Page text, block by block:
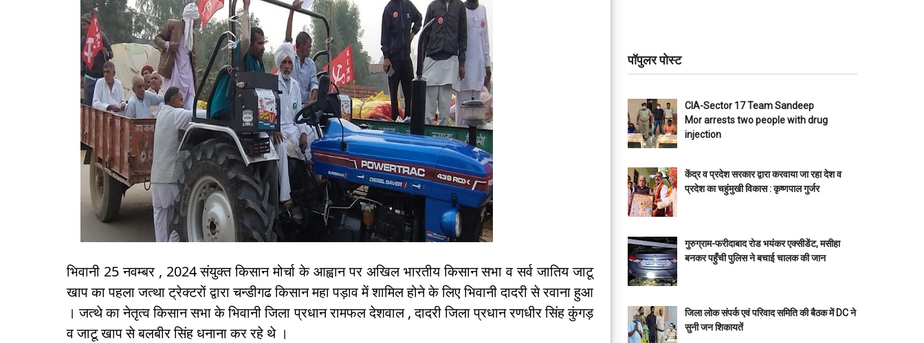
भिवानी 25 नवम्बर , 2024 संयुक्त किसान मोर्चा के आह्वान पर अखिल भारतीय किसान सभा व सर्व जातिय जाटू
खाप का पहला जत्था ट्रेक्टरों द्वारा चन्डीगढ किसान महा पड़ाव में शामिल होने के लिए भिवानी दादरी से रवाना हुआ
। जत्थे का नेतृत्व किसान सभा के भिवानी जिला प्रधान रामफल देशवाल , दादरी जिला प्रधान रणधीर सिंह कुंगड़
व जाटू खाप से बलबीर सिंह धनाना कर रहे थे ।
पॉपुलर पोस्ट
CIA-Sector 17 Team Sandeep
Mor arrests two people with drug
injection
केंद्र व प्रदेश सरकार द्वारा करवाया जा रहा देश व
प्रदेश का चहुंमुखी विकास : कृष्णपाल गुर्जर
गुरुग्राम-फरीदाबाद रोड भयंकर एक्सीडेंट, मसीहा
बनकर पहुँची पुलिस ने बचाई चालक की जान
जिला लोक संपर्क एवं परिवाद समिति की बैठक में DC ने
सुनी जन शिकायतें